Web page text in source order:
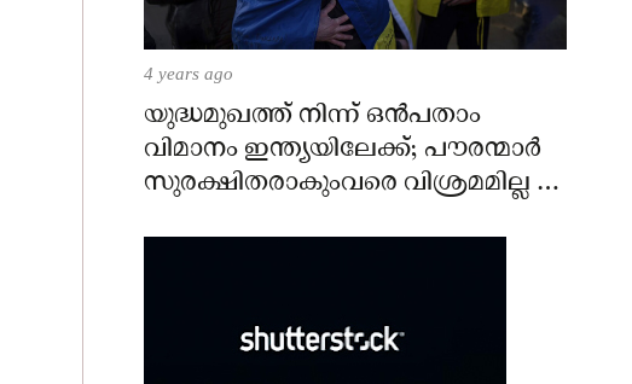
4 years ago
യുദ്ധമുഖത്ത് നിന്ന് ഒൻപതാം
വിമാനം ഇന്ത്യയിലേക്ക്; പൗരന്മാർ
സുരക്ഷിതരാകുംവരെ വിശ്രമമില്ല –